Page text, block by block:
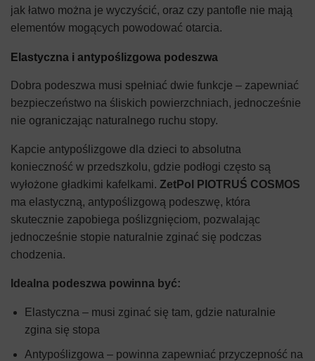
jak łatwo można je wyczyścić, oraz czy pantofle nie mają
elementów mogących powodować otarcia.
Elastyczna i antypoślizgowa podeszwa
Dobra podeszwa musi spełniać dwie funkcje – zapewniać
bezpieczeństwo na śliskich powierzchniach, jednocześnie
nie ograniczając naturalnego ruchu stopy.
Kapcie antypoślizgowe dla dzieci to absolutna
konieczność w przedszkolu, gdzie podłogi często są
wyłożone gładkimi kafelkami. ZetPol PIOTRUŚ COSMOS
ma elastyczną, antypoślizgową podeszwę, która
skutecznie zapobiega poślizgnięciom, pozwalając
jednocześnie stopie naturalnie zginać się podczas
chodzenia.
Idealna podeszwa powinna być:
Elastyczna – musi zginać się tam, gdzie naturalnie
zgina się stopa
Antypoślizgowa – powinna zapewniać przyczepność na